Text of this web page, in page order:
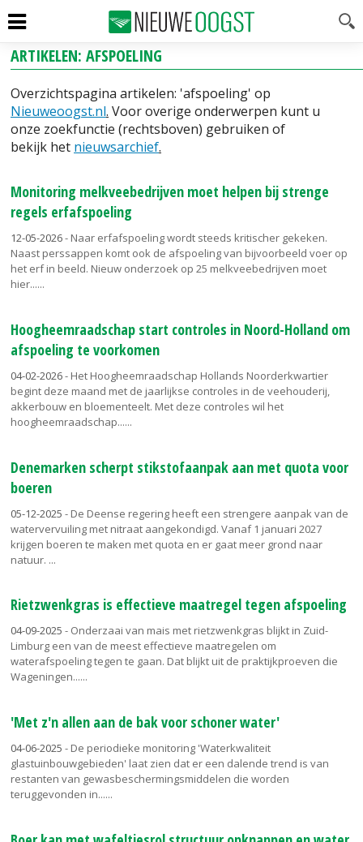
ARTIKELEN: AFSPOELING
Overzichtspagina artikelen: 'afspoeling' op
Nieuweoogst.nl. Voor overige onderwerpen kunt u
onze zoekfunctie (rechtsboven) gebruiken of
bekijk het nieuwsarchief.
Monitoring melkveebedrijven moet helpen bij strenge
regels erfafspoeling
12-05-2026- Naar erfafspoeling wordt steeds kritischer gekeken.
Naast perssappen komt ook de afspoeling van bijvoorbeeld voer op
het erf in beeld. Nieuw onderzoek op 25 melkveebedrijven moet
hier...
Hoogheemraadschap start controles in Noord-Holland om
afspoeling te voorkomen
04-02-2026- Het Hoogheemraadschap Hollands Noorderkwartier
begint deze maand met de jaarlijkse controles in de veehouderij,
akkerbouw en bloementeelt. Met deze controles wil het
hoogheemraadschap...
Denemarken scherpt stikstofaanpak aan met quota voor
boeren
05-12-2025 - De Deense regering heeft een strengere aanpak van de
watervervuiling met nitraat aangekondigd. Vanaf 1 januari 2027
krijgen boeren te maken met quota en er gaat meer grond naar
natuur.
Rietzwenkgras is effectieve maatregel tegen afspoeling
04-09-2025 - Onderzaai van mais met rietzwenkgras blijkt in Zuid-
Limburg een van de meest effectieve maatregelen om
waterafspoeling tegen te gaan. Dat blijkt uit de praktijkproeven die
Wageningen...
'Met z'n allen aan de bak voor schoner water'
04-06-2025 - De periodieke monitoring 'Waterkwaliteit
glastuinbouwgebieden' laat zien dat er een dalende trend is van
restanten van gewasbeschermingsmiddelen die worden
teruggevonden in...